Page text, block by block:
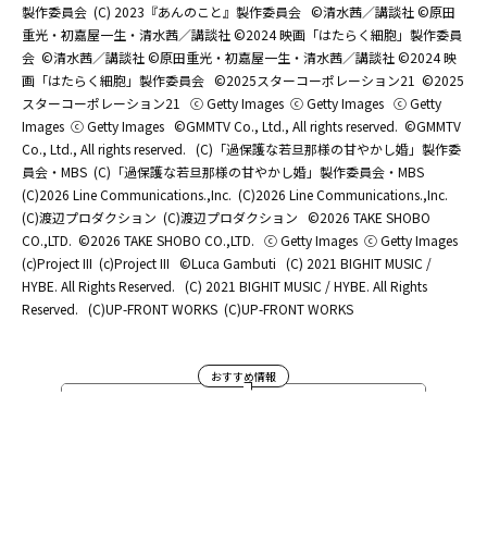
製作委員会 (C) 2023『あんのこと』製作委員会 ©清水茜／講談社 ©原田
重光・初嘉屋一生・清水茜／講談社 ©2024 映画「はたらく細胞」製作委員
会 ©清水茜／講談社 ©原田重光・初嘉屋一生・清水茜／講談社 ©2024 映
画「はたらく細胞」製作委員会 ©2025スターコーポレーション21 ©2025
スターコーポレーション21
ⓒ Getty Images ⓒ Getty Images ⓒ Getty
Images ⓒ Getty Images ©GMMTV Co., Ltd., All rights reserved. ©GMMTV
Co., Ltd., All rights reserved. (C)「過保護な若旦那様の甘やかし婚」製作委
員会・MBS (C)「過保護な若旦那様の甘やかし婚」製作委員会・MBS
(C)2026 Line Communications.,Inc. (C)2026 Line Communications.,Inc.
(C)渡辺プロダクション (C)渡辺プロダクション ©2026 TAKE SHOBO
CO.,LTD. ©2026 TAKE SHOBO CO.,LTD. ⓒ Getty Images ⓒ Getty Images
(c)Project III (c)Project III ©Luca Gambuti (C) 2021 BIGHIT MUSIC /
HYBE. All Rights Reserved. (C) 2021 BIGHIT MUSIC / HYBE. All Rights
Reserved. (C)UP-FRONT WORKS (C)UP-FRONT WORKS
おすすめ情報